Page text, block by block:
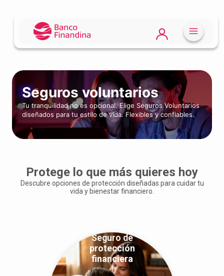
Seguros voluntarios
Tu tranquilidad no es opcional. Elige Seguros Voluntarios
diseñados para tu estilo de vida. Flexibles y confiables.
Protege lo que más quieres hoy
Descubre opciones de protección diseñadas para cuidar tu
vida y bienestar financiero.
Seguro de
protección
financiera